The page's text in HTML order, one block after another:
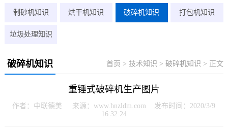
制砂机知识 烘干机知识 破碎机知识 打包机知识
垃圾处理知识
首页 >技术知识 >破碎机知识 > 正文
破碎机知识
重锤式破碎机生产图片
作者：中联德美 来源：www.hnzldm.com 发布时间：2020/3/9
16:32:24